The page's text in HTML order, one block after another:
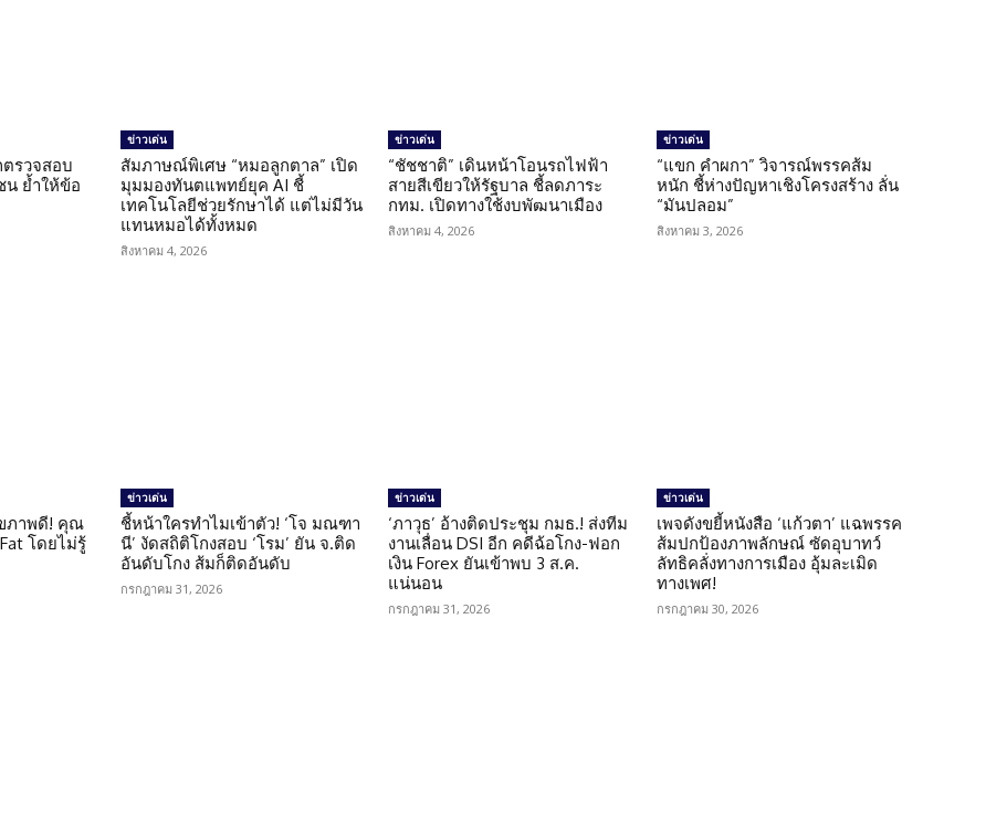
รวจสอบ
น ย้ำให้ข้อ
ข่าวเด่น
สัมภาษณ์พิเศษ “หมอลูกตาล” เปิด
มุมมองทันตแพทย์ยุค AI ชี้
เทคโนโลยีช่วยรักษาได้ แต่ไม่มีวัน
แทนหมอได้ทั้งหมด
สิงหาคม 4, 2026
ข่าวเด่น
“ชัชชาติ” เดินหน้าโอนรถไฟฟ้า
สายสีเขียวให้รัฐบาล ชี้ลดภาระ
กทม. เปิดทางใช้งบพัฒนาเมือง
สิงหาคม 4, 2026
ข่าวเด่น
“แขก คำผกา” วิจารณ์พรรคส้ม
หนัก ชี้ห่างปัญหาเชิงโครงสร้าง ลั่น
“มันปลอม”
สิงหาคม 3, 2026
ภาพดี! คุณ
โดยไม่รู้
ข่าวเด่น
ชี้หน้าใครทำไมเข้าตัว! ‘โจ มณฑา
นี’ งัดสถิติโกงสอบ ‘โรม’ ยัน จ.ติด
อันดับโกง ส้มก็ติดอันดับ
กรกฎาคม 31, 2026
ข่าวเด่น
‘ภาวุธ’ อ้างติดประชุม กมธ.! ส่งทีม
งานเลื่อน DSI อีก คดีฉ้อโกง-ฟอก
เงิน Forex ยันเข้าพบ 3 ส.ค.
แน่นอน
กรกฎาคม 31, 2026
ข่าวเด่น
เพจดังขยี้หนังสือ ‘แก้วตา’ แฉพรรค
ส้มปกป้องภาพลักษณ์ ซัดอุบาทว์
ลัทธิคลั่งทางการเมือง อุ้มละเมิด
ทางเพศ!
กรกฎาคม 30, 2026